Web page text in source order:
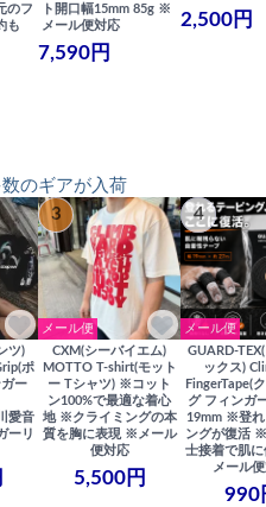
のフ
も
ト開口幅15mm 85g ※
メール便対応
7,590円
2,500円
のギアが入荷
ツ)
ポ
ー
愛音
ーリ
3
メール便
CXM(シーバイエム)
MOTTO T-shirt(モット
ー Tシャツ) ※コット
ン100%で最適な着心
地 ※クライミングの本
質を胸に表現 ※メール
便対応
5,500円
4
メール便
GUARD-
ックス)
FingerTape(
グ フィンガ
19mm ※登れ
ングが復活
士接着で肌
メール
990